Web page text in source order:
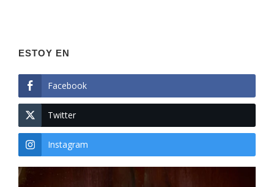
ESTOY EN
Facebook
Twitter
Instagram